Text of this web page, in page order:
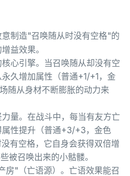
制造"召唤随从时没有空格"的
益效果。
核心引擎。当召唤随从却没有空
永久增加属性（普通+1/+1，金
随从身材不断膨胀的动力来
力量。在战斗中，每当有友方亡
属性提升（普通+3/+3，金色
有空格，它自身会获得双倍增
被召唤出来的小骷髅。
房"（亡语源）。亡语效果能召